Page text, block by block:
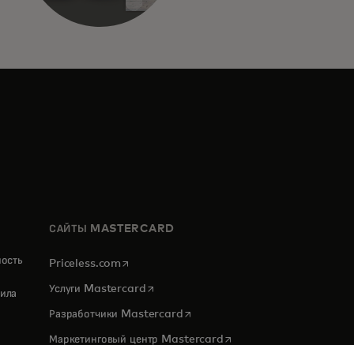
САЙТЫ MASTERCARD
Priceless.com opens in a new tab
Услуги Mastercardopens in a new tab
Разработчики Mastercardopens in a new tab
Маркетинговый центр Mastercardopens in a new tab